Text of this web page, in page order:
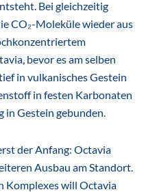
Bei gleichzeitig
CO₂-Moleküle wieder aus
bevor es am selben
in vulkanisches Gestein
in festen Karbonaten
Gestein gebunden.
der Anfang: Octavia
Ausbau am Standort.
Komplexes will Octavia